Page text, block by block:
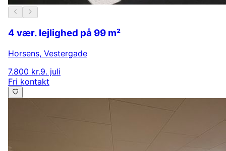
4 vær. lejlighed på 99 m²
Horsens, Vestergade
7.800 kr.9. juli
Fri kontakt